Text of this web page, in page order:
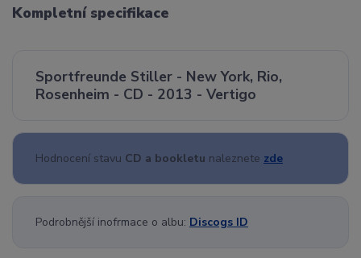
Kompletní specifikace
Sportfreunde Stiller - New York, Rio,
Rosenheim - CD - 2013 - Vertigo
Hodnocení stavu CD a bookletu naleznete zde
Podrobnější inofrmace o albu: Discogs ID